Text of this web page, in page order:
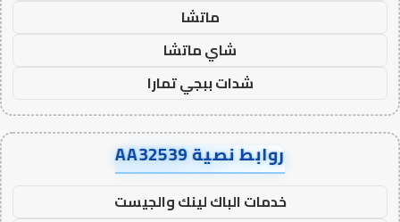
ماتشا
شاي ماتشا
شدات ببجي تمارا
روابط نصية AA32539
خدمات الباك لينك والجيست